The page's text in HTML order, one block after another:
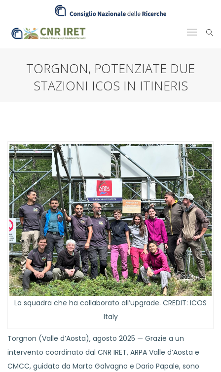
TORGNON, POTENZIATE DUE
STAZIONI ICOS IN ITINERIS
La squadra che ha collaborato all’upgrade. CREDIT: ICOS
Italy
Torgnon (Valle d’Aosta), agosto 2025 — Grazie a un
intervento coordinato dal CNR IRET, ARPA Valle d’Aosta e
CMCC, guidato da Marta Galvagno e Dario Papale, sono